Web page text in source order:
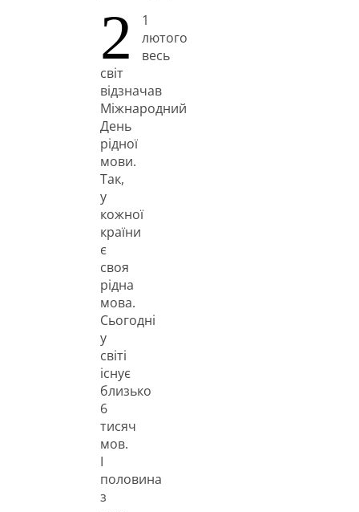
2
1
лютого
весь
світ
відзначав
Міжнародний
День
рідної
мови.
Так,
у
кожної
країни
є
своя
рідна
мова.
Сьогодні
у
світі
існує
близько
6
тисяч
мов.
І
половина
з